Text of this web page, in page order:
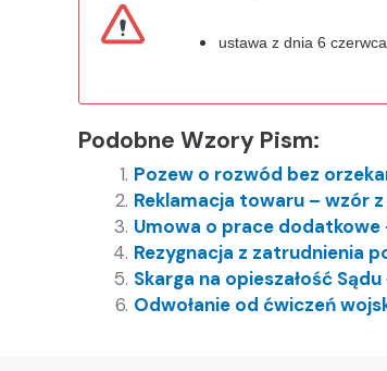
ustawa z dnia 6
Podobne Wzory Pism:
Pozew o rozwód bez
Reklamacja towaru – wzór
Umowa o prace
Rezygnacja z zatrudnienia
Skarga na opieszałość
Odwołanie od ćwiczeń